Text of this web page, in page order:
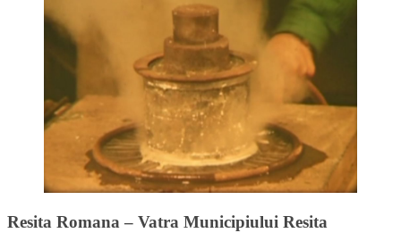
Resita Romana – Vatra Municipiului Resita